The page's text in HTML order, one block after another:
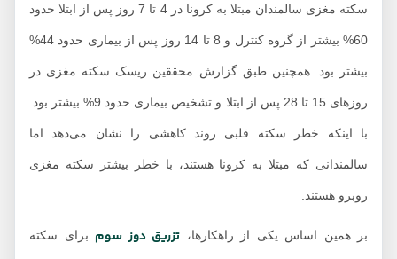
سکته مغزی سالمندان مبتلا به کرونا در 4 تا 7 روز پس از ابتلا حدود
60% بیشتر از گروه کنترل و 8 تا 14 روز پس از بیماری حدود 44%
بیشتر بود. همچنین طبق گزارش محققین ریسک سکته مغزی در
روزهای 15 تا 28 پس از ابتلا و تشخیص بیماری حدود 9% بیشتر بود.
با اینکه خطر سکته قلبی روند کاهشی را نشان می‌دهد اما
سالمندانی که مبتلا به کرونا هستند، با خطر بیشتر سکته مغزی
روبرو هستند.
بر همین اساس یکی از راهکارها،تزریق دوز سومبرای سکته